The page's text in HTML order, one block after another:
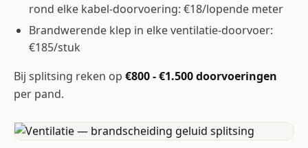
rond elke kabel-doorvoering: €18/lopende meter
Brandwerende klep in elke ventilatie-doorvoer:
€185/stuk
Bij splitsing reken op €800 - €1.500 doorvoeringen
per pand.